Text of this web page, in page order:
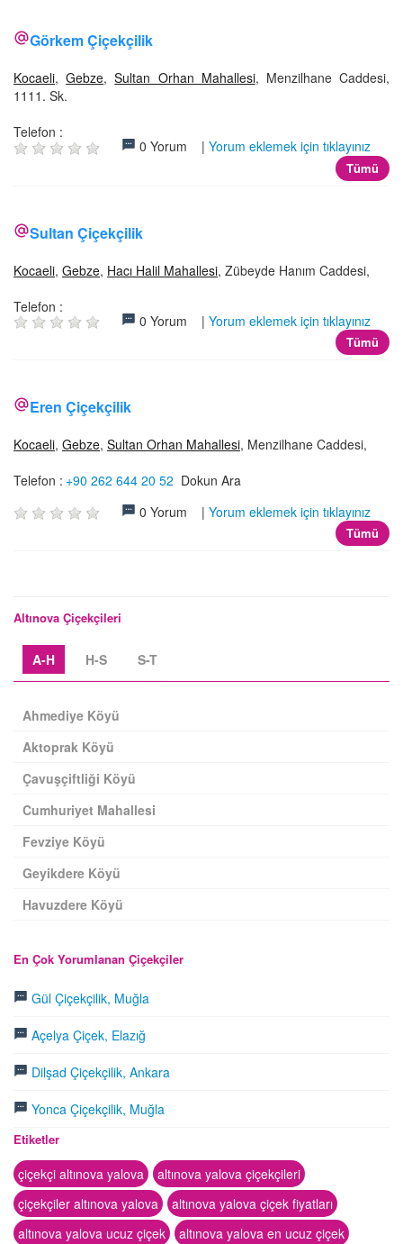
Görkem Çiçekçilik
Kocaeli,Gebze,Sultan Orhan Mahallesi, Menzilhane Caddesi,
1111. Sk.
Telefon :
0 Yorum | Yorum eklemek için tıklayınız
Tümü
Sultan Çiçekçilik
Kocaeli, Gebze, Hacı Halil Mahallesi, Zübeyde Hanım Caddesi,
Telefon :
0 Yorum | Yorum eklemek için tıklayınız
Tümü
Eren Çiçekçilik
Kocaeli, Gebze, Sultan Orhan Mahallesi, Menzilhane Caddesi,
Telefon : +90 262 644 20 52 Dokun Ara
0 Yorum | Yorum eklemek için tıklayınız
Tümü
Altınova Çiçekçileri
A-H H-S S-T
Ahmediye Köyü
Aktoprak Köyü
Çavuşçiftliği Köyü
Cumhuriyet Mahallesi
Fevziye Köyü
Geyikdere Köyü
Havuzdere Köyü
En Çok Yorumlanan Çiçekçiler
Gül Çiçekçilik, Muğla
Açelya Çiçek, Elazığ
Dilşad Çiçekçilik, Ankara
Yonca Çiçekçilik, Muğla
Etiketler
çiçekçi altınova yalova
altınova yalova çiçekçileri
çiçekçiler altınova yalova
altınova yalova çiçek fiyatları
altınova yalova ucuz çiçek
altınova yalova en ucuz çiçek